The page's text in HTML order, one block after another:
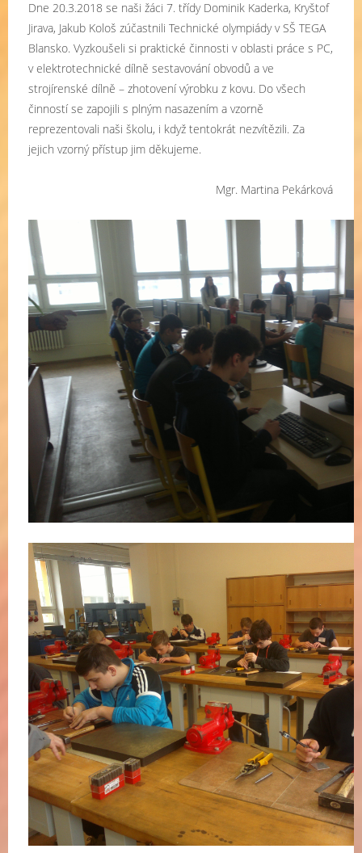
Dne 20.3.2018 se naši žáci 7. třídy Dominik Kaderka, Kryštof
Jirava, Jakub Kološ zúčastnili Technické olympiády v SŠ TEGA
Blansko. Vyzkoušeli si praktické činnosti v oblasti práce s PC,
v elektrotechnické dílně sestavování obvodů a ve
strojírenské dílně – zhotovení výrobku z kovu. Do všech
činností se zapojili s plným nasazením a vzorně
reprezentovali naši školu, i když tentokrát nezvítězili. Za
jejich vzorný přístup jim děkujeme.
Mgr. Martina Pekárková